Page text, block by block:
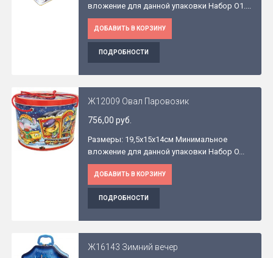
вложение для данной упаковки Набор O1....
ДОБАВИТЬ В КОРЗИНУ
ПОДРОБНОСТИ
Ж12009 Овал Паровозик
756,00 руб.
Размеры: 19,5x15x14см Минимальное
вложение для данной упаковки Набор O...
ДОБАВИТЬ В КОРЗИНУ
ПОДРОБНОСТИ
Ж16143 Зимний вечер